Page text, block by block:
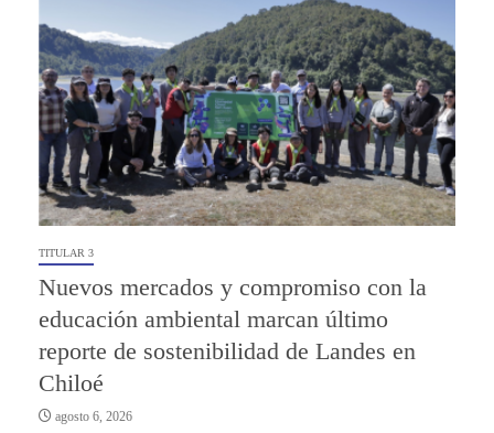
TITULAR 3
Nuevos mercados y compromiso con la
educación ambiental marcan último
reporte de sostenibilidad de Landes en
Chiloé
agosto 6, 2026